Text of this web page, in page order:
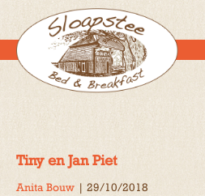
Tiny en Jan Piet
Anita Bouw | 29/10/2018